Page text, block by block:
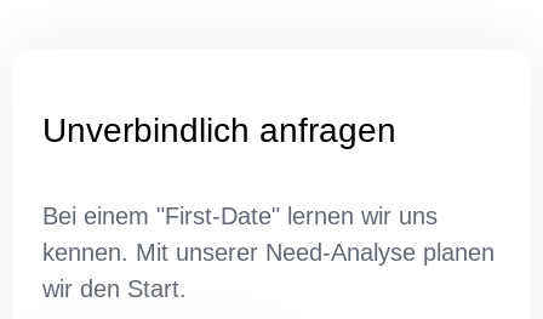
Unverbindlich anfragen
Bei einem "First-Date" lernen wir uns
kennen. Mit unserer Need-Analyse planen
wir den Start.